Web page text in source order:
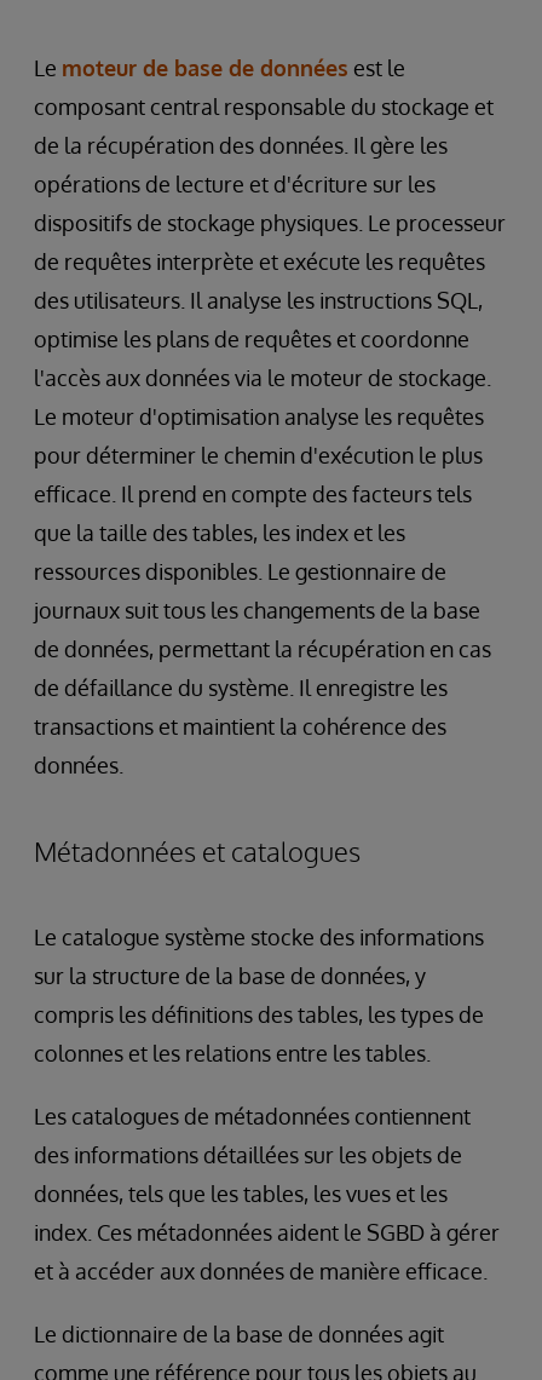
Le moteur de base de données est le
composant central responsable du stockage et
de la récupération des données. Il gère les
opérations de lecture et d'écriture sur les
dispositifs de stockage physiques. Le processeur
de requêtes interprète et exécute les requêtes
des utilisateurs. Il analyse les instructions SQL,
optimise les plans de requêtes et coordonne
l'accès aux données via le moteur de stockage.
Le moteur d'optimisation analyse les requêtes
pour déterminer le chemin d'exécution le plus
efficace. Il prend en compte des facteurs tels
que la taille des tables, les index et les
ressources disponibles. Le gestionnaire de
journaux suit tous les changements de la base
de données, permettant la récupération en cas
de défaillance du système. Il enregistre les
transactions et maintient la cohérence des
données.
Métadonnées et catalogues
Le catalogue système stocke des informations
sur la structure de la base de données, y
compris les définitions des tables, les types de
colonnes et les relations entre les tables.
Les catalogues de métadonnées contiennent
des informations détaillées sur les objets de
données, tels que les tables, les vues et les
index. Ces métadonnées aident le SGBD à gérer
et à accéder aux données de manière efficace.
Le dictionnaire de la base de données agit
comme une référence pour tous les objets au